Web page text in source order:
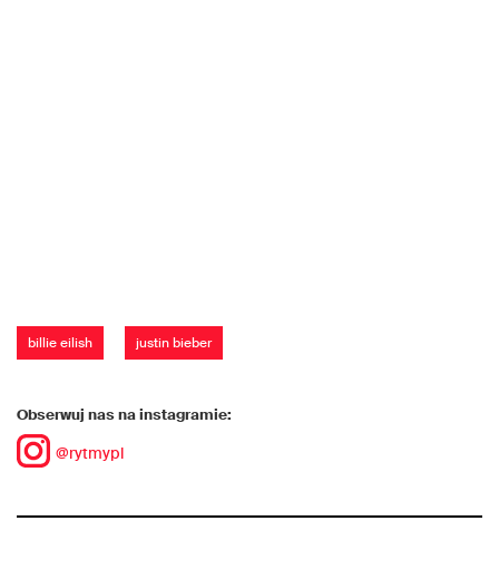
billie eilish justin bieber
Obserwuj nas na instagramie:
@rytmypl